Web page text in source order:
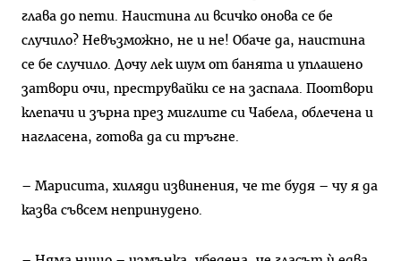
глава до пети. Наистина ли всичко онова се бе
случило? Невъзможно, не и не! Обаче да, наистина
се бе случило. Дочу лек шум от банята и уплашено
затвори очи, преструвайки се на заспала. Поотвори
клепачи и зърна през миглите си Чабела, облечена и
нагласена, готова да си тръгне.
– Марисита, хиляди извинения, че те будя – чу я да
казва съвсем непринудено.